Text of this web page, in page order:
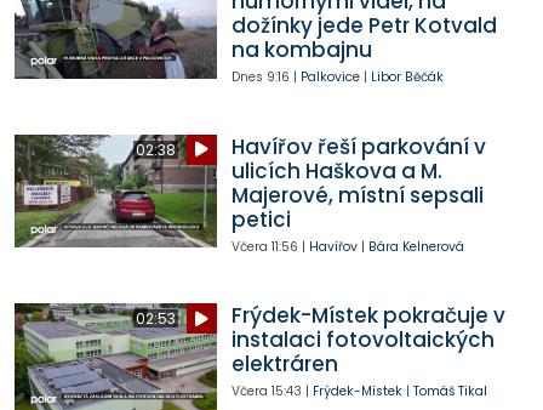
dožínky jede Petr Kotvald
na kombajnu
Dnes 9:16 | Palkovice| Libor Běčák
02:38
Havířov řeší parkování v
ulicích Haškova a M.
Majerové, místní sepsali
petici
Včera 11:56 | Havířov| Bára Kelnerová
02:53
Frýdek-Místek pokračuje v
instalaci fotovoltaických
elektráren
Včera 15:43 | Frýdek-Místek| Tomáš Tikal